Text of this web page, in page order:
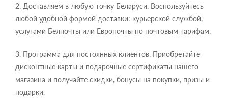
2. Доставляем в любую точку Беларуси. Воспользуйтесь
любой удобной формой доставки: курьерской службой,
услугами Белпочты или Европочты по почтовым тарифам.
3. Программа для постоянных клиентов. Приобретайте
дисконтные карты и подарочные сертификаты нашего
магазина и получайте скидки, бонусы на покупки, призы и
подарки.